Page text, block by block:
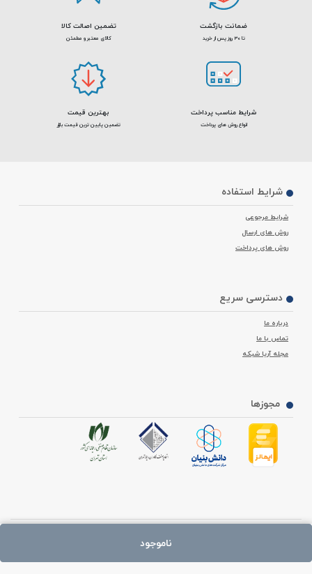
ناموجود
ضمانت بازگشت
تا 30 روز پس از خرید
تضمین اصالت کالا
کالای معتبر و مطمئن
شرایط مناسب پرداخت
انواع روش های پرداخت
بهترین قیمت
تضمین پایین ترین قیمت بازار
شرایط استفاده
شرایط مرجوعی
روش های ارسال
روش های پرداخت
دسترسی سریع
درباره ما
تماس با ما
مجله آریا شبکه
مجوزها
02188938049